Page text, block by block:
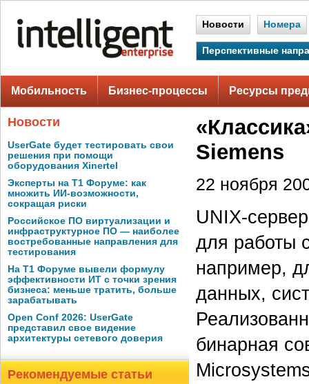
Новости Номера
Перспективные
Мобильность Бизнес-процессы Ресурсы
Новости
UserGate будет тестировать свои
решения при помощи
оборудования Xinertel
Эксперты на Т1 Форуме: как
множить ИИ-возможности,
сокращая риски
Российское ПО виртуализации и
инфраструктурное ПО — наиболее
востребованные направления для
тестирования
На Т1 Форуме вывели формулу
эффективности ИТ с точки зрения
бизнеса: меньше тратить, больше
зарабатывать
Open Conf 2026: UserGate
представил свое видение
архитектуры сетевого доверия
Рекомендуемые статьи
Siemens
22 ноября
UNIX-
для работы
например,
данных,
бинарная